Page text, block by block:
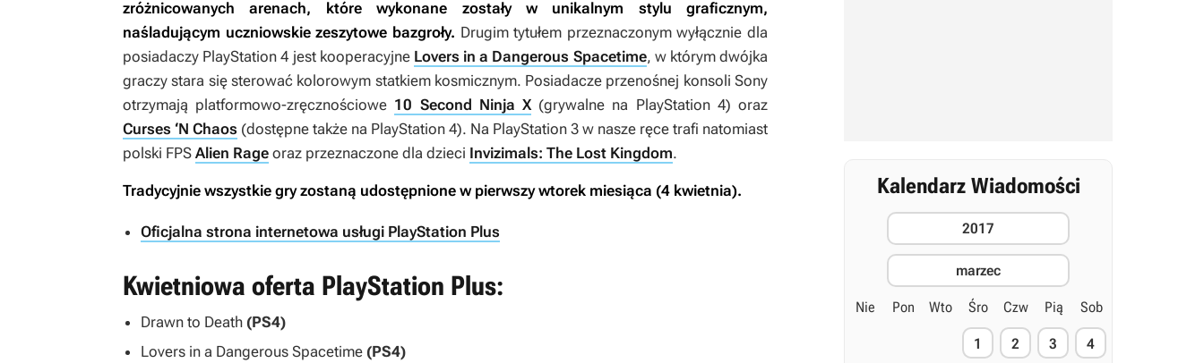
zróżnicowanych arenach, które wykonane zostały w unikalnym stylu graficznym,
naśladującym uczniowskie zeszytowe bazgroły. Drugim tytułem przeznaczonym wyłącznie dla
posiadaczy PlayStation 4 jest kooperacyjne Lovers in a Dangerous Spacetime, w którym dwójka
graczy stara się sterować kolorowym statkiem kosmicznym. Posiadacze przenośnej konsoli Sony
otrzymają platformowo-zręcznościowe 10 Second Ninja X(grywalne na PlayStation 4) oraz
Curses ‘N Chaos (dostępne także na PlayStation 4). Na PlayStation 3 w nasze ręce trafi natomiast
polski FPS Alien Rage oraz przeznaczone dla dzieci Invizimals: The Lost Kingdom.
Tradycyjnie wszystkie gry zostaną udostępnione w pierwszy wtorek miesiąca (4 kwietnia).
Oficjalna strona internetowa usługi PlayStation Plus
Kwietniowa oferta PlayStation Plus:
Drawn to Death (PS4)
Lovers in a Dangerous Spacetime (PS4)
Kalendarz Wiadomości
2017
marzec
Nie Pon Wto Śro Czw Pią Sob
1 2 3 4